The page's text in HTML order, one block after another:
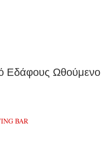
Εδάφους Ωθούμενο